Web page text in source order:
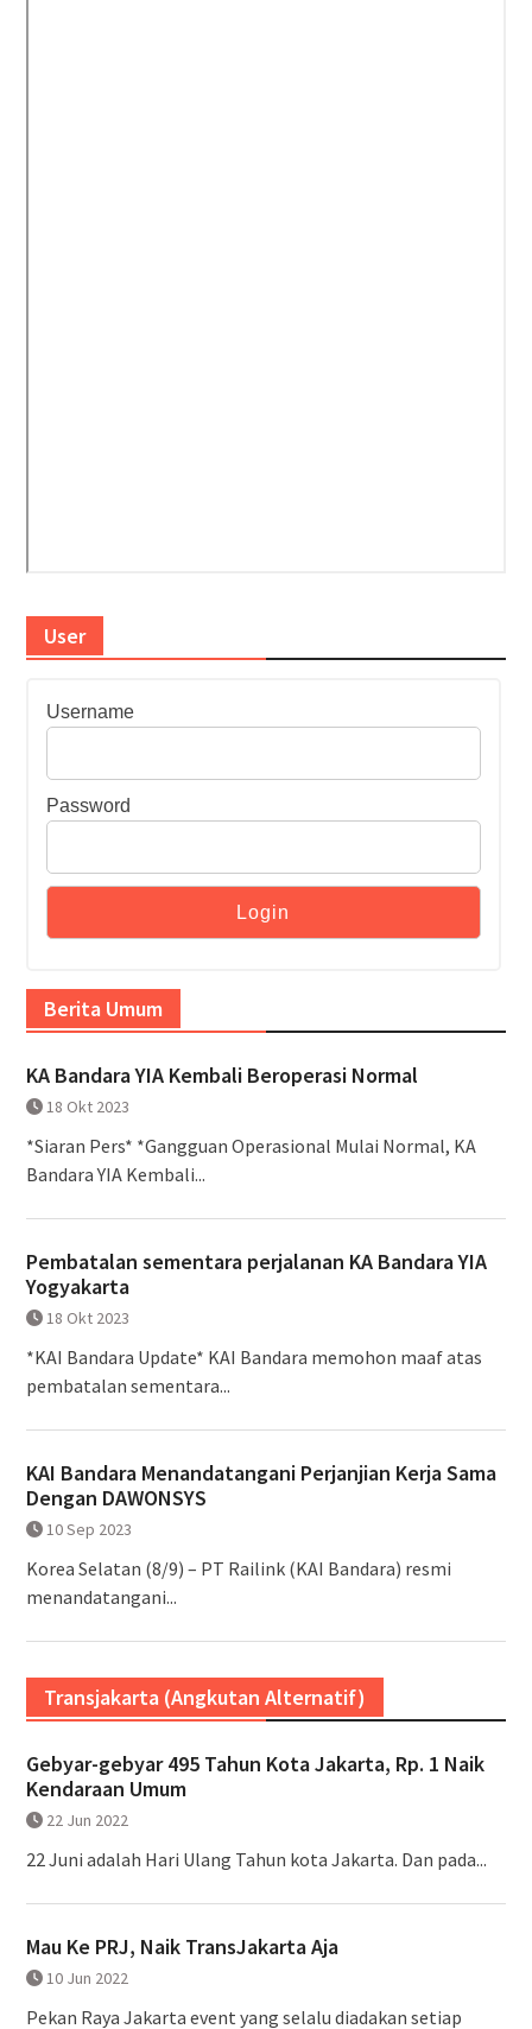
User
Username
Password
Berita Umum
KA Bandara YIA Kembali Beroperasi Normal
18 Okt 2023
*Siaran Pers* *Gangguan Operasional Mulai Normal, KA
Bandara YIA Kembali...
Pembatalan sementara perjalanan KA Bandara YIA
Yogyakarta
18 Okt 2023
*KAI Bandara Update* KAI Bandara memohon maaf atas
pembatalan sementara...
KAI Bandara Menandatangani Perjanjian Kerja Sama
Dengan DAWONSYS
10 Sep 2023
Korea Selatan (8/9) – PT Railink (KAI Bandara) resmi
menandatangani...
Transjakarta (Angkutan Alternatif)
Gebyar-gebyar 495 Tahun Kota Jakarta, Rp. 1 Naik
Kendaraan Umum
22 Jun 2022
22 Juni adalah Hari Ulang Tahun kota Jakarta. Dan pada...
Mau Ke PRJ, Naik TransJakarta Aja
10 Jun 2022
Pekan Raya Jakarta event yang selalu diadakan setiap